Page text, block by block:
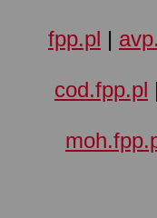
fpp.pl |
cod.fpp.pl |